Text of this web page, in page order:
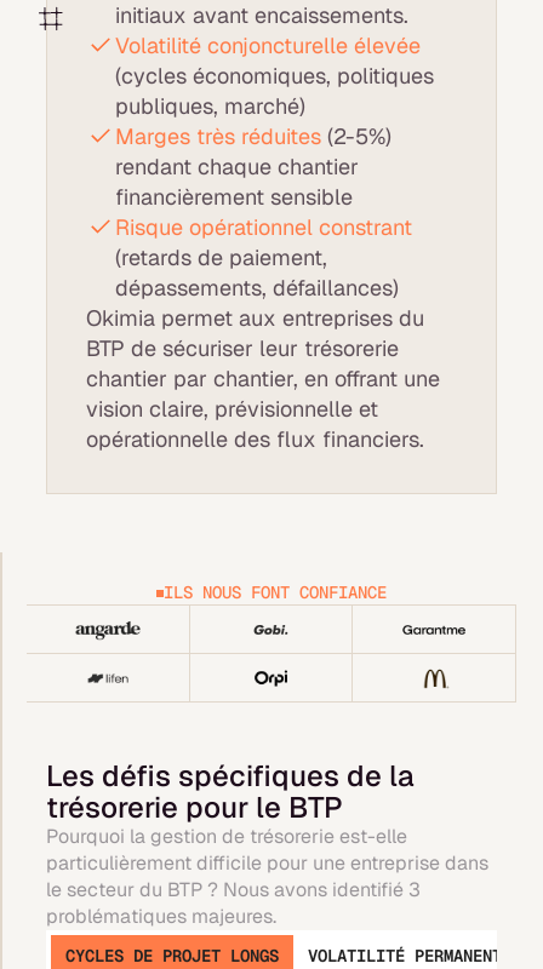
initiaux avant encaissements.
Volatilité conjoncturelle élevée
(cycles économiques, politiques
publiques, marché)
Marges très réduites(2-5%)
rendant chaque chantier
financièrement sensible
Risque opérationnel constrant
(retards de paiement,
dépassements, défaillances)
Okimia permet aux entreprises du
BTP de sécuriser leur trésorerie
chantier par chantier, en offrant une
vision claire, prévisionnelle et
opérationnelle des flux financiers.
ILS NOUS FONT CONFIANCE
Les défis spécifiques de la
trésorerie pour le BTP
Pourquoi la gestion de trésorerie est-elle
particulièrement difficile pour une entreprise dans
le secteur du BTP ? Nous avons identifié 3
problématiques majeures.
CYCLES DE PROJET LONGS VOLATILITÉ PERMANENTE